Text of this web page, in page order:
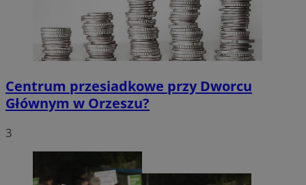
Centrum przesiadkowe przy Dworcu
Głównym w Orzeszu?
3